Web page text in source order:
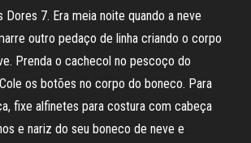
Dores 7. Era meia noite quando a neve
outro pedaço de linha criando o corpo
Prenda o cachecol no pescoço do
os botões no corpo do boneco. Para
fixe alfinetes para costura com cabeça
e nariz do seu boneco de neve e